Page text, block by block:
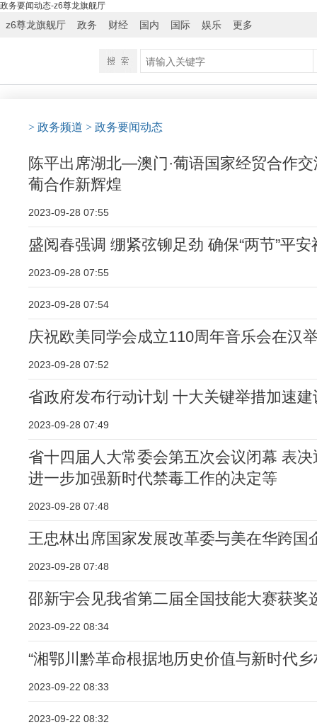
政务要闻动态-z6尊龙旗舰厅
z6尊龙旗舰厅 政务 财经 国内 国际 娱乐 更多
> 政务频道 > 政务要闻动态
陈平出席湖北—澳门·葡语国家经贸合作
葡合作新辉煌
2023-09-28 07:55
盛阅春强调 绷紧弦铆足劲 确保“两节”平安
2023-09-28 07:55
2023-09-28 07:54
庆祝欧美同学会成立110周年音乐会在汉
2023-09-28 07:52
省政府发布行动计划 十大关键举措加速建
2023-09-28 07:49
省十四届人大常委会第五次会议闭幕 表
进一步加强新时代禁毒工作的决定等
2023-09-28 07:48
王忠林出席国家发展改革委与美在华跨国
2023-09-28 07:48
邵新宇会见我省第二届全国技能大赛获奖
2023-09-22 08:34
“湘鄂川黔革命根据地历史价值与新时代
2023-09-22 08:33
2023-09-22 08:32